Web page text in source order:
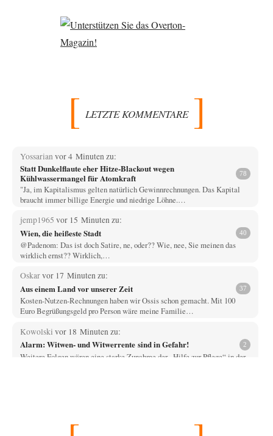
LETZTE KOMMENTARE
Yossarian vor 4 Minuten zu:
Statt Dunkelflaute eher Hitze-Blackout wegen
Kühlwassermangel für Atomkraft
78
"Ja, im Kapitalismus gelten natürlich Gewinnrechnungen. Das Kapital
braucht immer billige Energie und niedrige Löhne.…
jemp1965 vor 15 Minuten zu:
Wien, die heißeste Stadt 40
@Padenom: Das ist doch Satire, ne, oder?? Wie, nee, Sie meinen das
wirklich ernst?? Wirklich,…
Oskarvor 17 Minuten zu:
Aus einem Land vor unserer Zeit 37
Kosten-Nutzen-Rechnungen haben wir Ossis schon gemacht. Mit 100
Euro Begrüßungsgeld pro Person wäre meine Familie…
Kowolski vor 18 Minuten zu:
Alarm: Witwen- und Witwerrente sind in Gefahr! 2
Weitere Folgen wären eine starke Zunahme der „Hilfe zur Pflege“ in der
wenig. Trotzdem eine…